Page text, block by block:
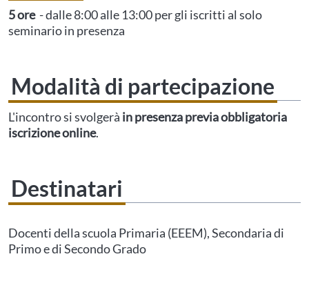
5 ore - dalle 8:00 alle 13:00 per gli iscritti al solo
seminario in presenza
Modalità di partecipazione
L'incontro si svolgerà in presenza previa obbligatoria
iscrizione online.
Destinatari
tuo profilo personale
Prima di procedere all'iscrizione aggiorna le tue scuole in
Area Personale
Docenti della scuola Primaria (EEEM), Secondaria di
Primo e di Secondo Grado